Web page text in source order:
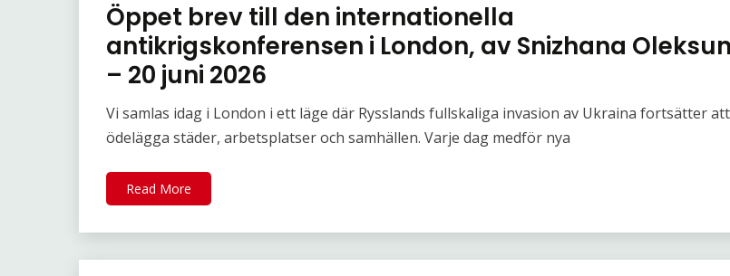
Öppet brev till den internationella
antikrigskonferensen i London, av Snizhana Oleksun
– 20 juni 2026
Vi samlas idag i London i ett läge där Rysslands fullskaliga invasion av Ukraina fortsätter att
ödelägga städer, arbetsplatser och samhällen. Varje dag medför nya
Read More